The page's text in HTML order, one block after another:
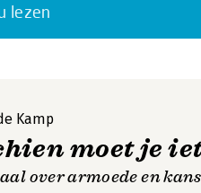
lezen
Kamp
moet je
over armoede en